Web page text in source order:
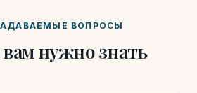
ВОПРОСЫ
вам нужно знать